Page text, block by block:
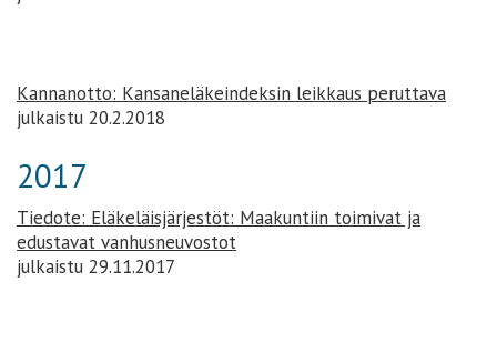
Kannanotto: Kansaneläkeindeksin leikkaus peruttava
julkaistu 20.2.2018
2017
Tiedote: Eläkeläisjärjestöt: Maakuntiin toimivat ja
edustavat vanhusneuvostot
julkaistu 29.11.2017